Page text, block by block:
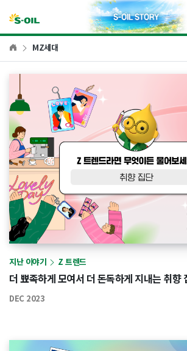
MZ세대
지난 이야기 Z 트렌드
더 뾰족하게 모여서 더 돈독하게 지내는 취향
DEC 2023